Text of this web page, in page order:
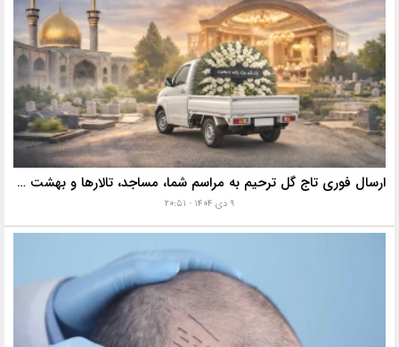
ارسال فوری تاج گل ترحیم به مراسم شما، مساجد، تالارها و بهشت زهرا با خدمات ویژه
۹ دی ۱۴۰۴ - ۲۰:۵۱